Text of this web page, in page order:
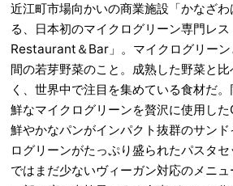
近江町市場向かいの商業施設「かなざ
る、日本初のマイクログリーン専門レ
Restaurant＆Bar」。マイクログリーン
間の若芽野菜のこと。成熟した野菜と
く、世界中で注目を集めている食材だ
鮮なマイクログリーンを贅沢に使用し
鮮やかなパンがインパクト抜群のサン
ログリーンがたっぷり盛られたパスタ
ではまだ少ないヴィーガン対応のメニュ